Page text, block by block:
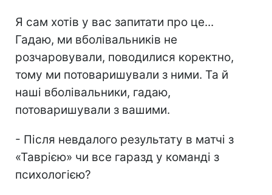
Я сам хотів у вас запитати про це...
Гадаю, ми вболівальників не
розчаровували, поводилися коректно,
тому ми потоваришували з ними. Та й
наші вболівальники, гадаю,
потоваришували з вашими.
- Після невдалого результату в матчі з
«Таврією» чи все гаразд у команді з
психологією?